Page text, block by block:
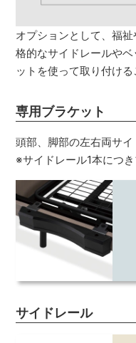
オプションとして、福
格的なサイドレールや
ットを使って取り付ける
専用ブラケット
頭部、脚部の左右両サ
※サイドレール1本につ
サイドレール